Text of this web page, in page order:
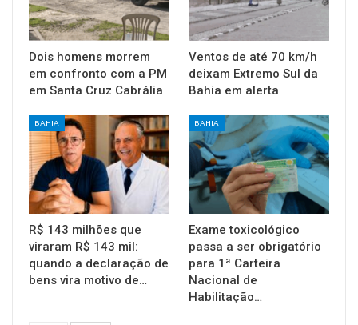
Dois homens morrem
em confronto com a PM
em Santa Cruz Cabrália
Ventos de até 70 km/h
deixam Extremo Sul da
Bahia em alerta
BAHIA
R$ 143 milhões que
viraram R$ 143 mil:
quando a declaração de
bens vira motivo de…
BAHIA
Exame toxicológico
passa a ser obrigatório
para 1ª Carteira
Nacional de
Habilitação…